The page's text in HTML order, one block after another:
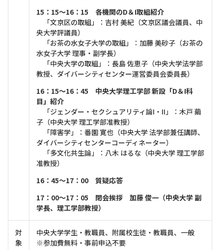
15：15～16：15 各機関のD＆I取組紹介
「文京区の取組」：吉村 美紀（文京区議会議員、中
央大学評議員）
「お茶の水女子大学の取組」：加藤 美砂子（お茶の
水女子大学 理事・副学長）
「中央大学の取組」：長島 佐恵子（中央大学法学部
教授、ダイバーシティセンター運営委員会委員長）
16：15～16：45 中央大学理工学部 新設「D＆I科
目」紹介
「ジェンダー・セクシュアリティ論I・II」：木戸 繭
子（中央大学 理工学部准教授）
「障害学」：番園 寛也（中央大学 法学部兼任講師、
ダイバーシティセンターコーディネーター）
「多文化共生論」：八木 はるな（中央大学 理工学部
准教授）
16：45～17：00 質疑応答
17：00～17：05 閉会挨拶 加藤 俊一（中央大学 副
学長、理工学部教授）
対
象
中央大学学生・教職員、附属校生徒・教職員、一般
※参加費無料・事前申込不要